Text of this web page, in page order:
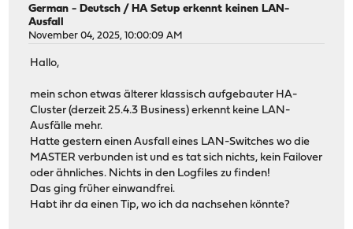
German - Deutsch /HA Setup erkennt keinen LAN-
Ausfall
November 04, 2025, 10:00:09 AM
Hallo,
mein schon etwas älterer klassisch aufgebauter HA-
Cluster (derzeit 25.4.3 Business) erkennt keine LAN-
Ausfälle mehr.
Hatte gestern einen Ausfall eines LAN-Switches wo die
MASTER verbunden ist und es tat sich nichts, kein Failover
oder ähnliches. Nichts in den Logfiles zu finden!
Das ging früher einwandfrei.
Habt ihr da einen Tip, wo ich da nachsehen könnte?